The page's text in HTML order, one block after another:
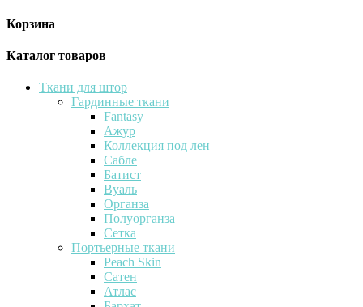
Корзина
Каталог товаров
Ткани для штор
Гардинные ткани
Fantasy
Ажур
Коллекция под лен
Сабле
Батист
Вуаль
Органза
Полуорганза
Сетка
Портьерные ткани
Peach Skin
Сатен
Атлас